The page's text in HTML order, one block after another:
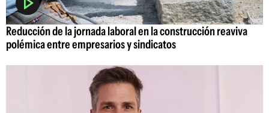
Reducción de la jornada laboral en la construcción reaviva
polémica entre empresarios y sindicatos